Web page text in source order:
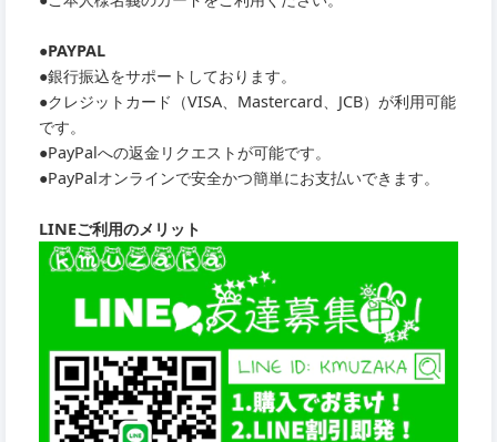
●PAYPAL
●銀行振込をサポートしております。
●クレジットカード（VISA、Mastercard、JCB）が利用可能
です。
●PayPalへの返金リクエストが可能です。
●PayPalオンラインで安全かつ簡単にお支払いできます。
LINEご利用のメリット